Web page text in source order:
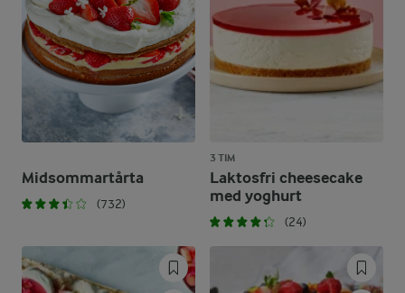
Midsommartårta
(732)
3 TIM
Laktosfri cheesecake
med yoghurt
(24)